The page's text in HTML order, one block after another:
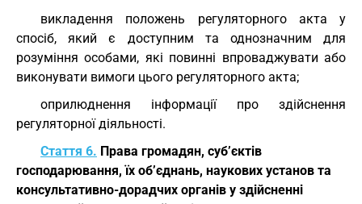
викладення положень регуляторного акта у
спосіб, який є доступним та однозначним для
розуміння особами, які повинні впроваджувати або
виконувати вимоги цього регуляторного акта;
оприлюднення інформації про здійснення
регуляторної діяльності.
Стаття 6. Права громадян, суб’єктів
господарювання, їх об’єднань, наукових установ та
консультативно-дорадчих органів у здійсненні